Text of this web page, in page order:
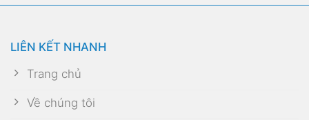
LIÊN KẾT NHANH
Trang chủ
Về chúng tôi